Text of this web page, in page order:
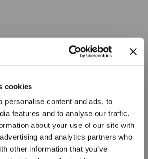
cookies
personalise content and ads, to
features and to analyse our traffic.
about your use of our site with
and analytics partners who
other information that you’ve
Sock 2-Pack Grey/Pink